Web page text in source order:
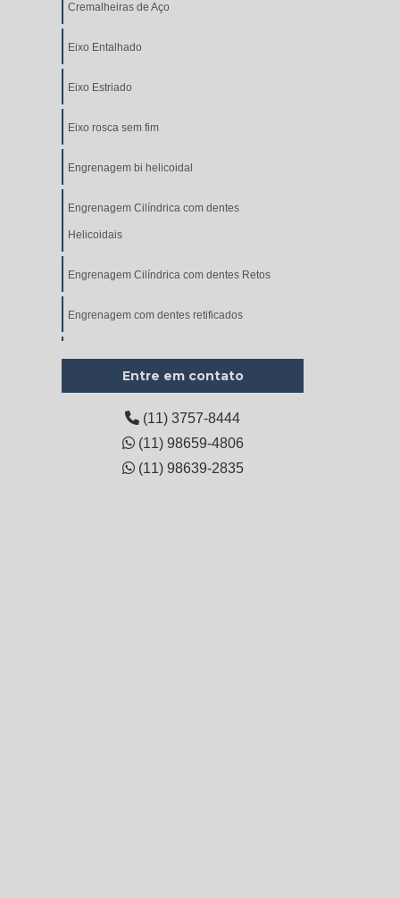
Cremalheiras de Aço
Eixo Entalhado
Eixo Estriado
Eixo rosca sem fim
Engrenagem bi helicoidal
Engrenagem Cilíndrica com dentes
Helicoidais
Engrenagem Cilíndrica com dentes Retos
Engrenagem com dentes retificados
Engrenagem cônica de dentes helicoidais
Engrenagem Cônica de Dentes Retos
Engrenagem de corrente
Entre em contato
(11) 3757-8444
(11) 98659-4806
(11) 98639-2835